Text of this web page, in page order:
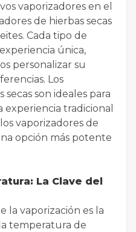
vaporizadores en el
de hierbas secas
Cada tipo de
única,
personalizar su
Los
son ideales para
tradicional
vaporizadores de
opción más potente
La Clave del
la vaporización es la
temperatura de